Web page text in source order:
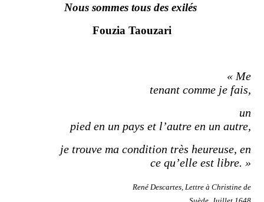
Nous sommes tous des exilés
Fouzia Taouzari
« Me
tenant comme je fais,
un
pied en un pays et l’autre en un autre,
je trouve ma condition très heureuse, en
ce qu’elle est libre. »
René Descartes, Lettre à Christine de